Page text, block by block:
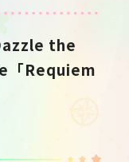
the
「Requiem